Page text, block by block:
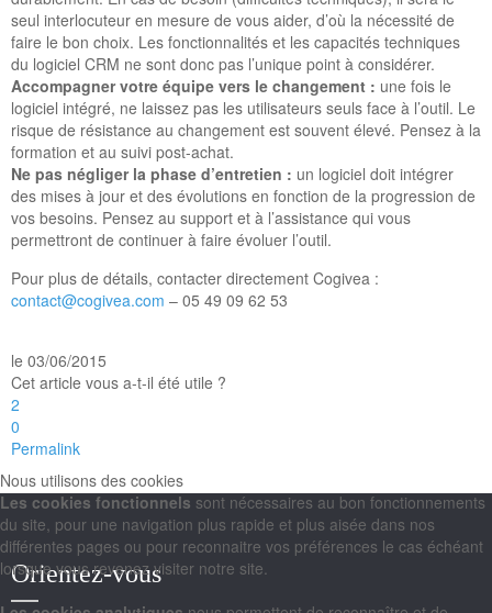
seul interlocuteur en mesure de vous aider, d’où la nécessité de
faire le bon choix. Les fonctionnalités et les capacités techniques
du logiciel CRM ne sont donc pas l’unique point à considérer.
Accompagner votre équipe vers le changement : une fois le
logiciel intégré, ne laissez pas les utilisateurs seuls face à l’outil. Le
risque de résistance au changement est souvent élevé. Pensez à la
formation et au suivi post-achat.
Ne pas négliger la phase d’entretien : un logiciel doit intégrer
des mises à jour et des évolutions en fonction de la progression de
vos besoins. Pensez au support et à l’assistance qui vous
permettront de continuer à faire évoluer l’outil.
Pour plus de détails, contacter directement Cogivea :
contact@cogivea.com – 05 49 09 62 53
le 03/06/2015
Cet article vous a-t-il été utile ?
2
0
Permalink
Orientez-vous
Nous utilisons des cookies
Les cookies fonctionnels sont nécessaires au bon fonctionnements
du site, pour une navigation plus rapide et plus aisée dans nos
différentes pages ou pour reconnaitre vos préférences le cas échéant
lorsque vous revenez visiter notre site.